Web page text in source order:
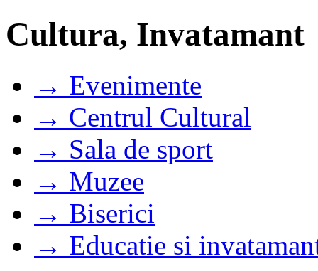
Cultura, Invatamant
→ Evenimente
→ Centrul Cultural
→ Sala de sport
→ Muzee
→ Biserici
→ Educatie si